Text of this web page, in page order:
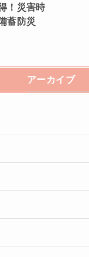
！災害時
蓄防災
アーカイブ